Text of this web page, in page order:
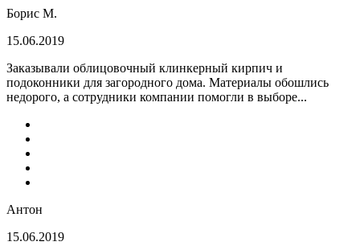
Борис М.
15.06.2019
Заказывали облицовочный клинкерный кирпич и
подоконники для загородного дома. Материалы обошлись
недорого, а сотрудники компании помогли в выборе...
Антон
15.06.2019